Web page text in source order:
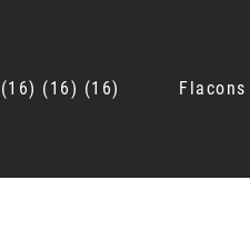
16 16 16 Flacons